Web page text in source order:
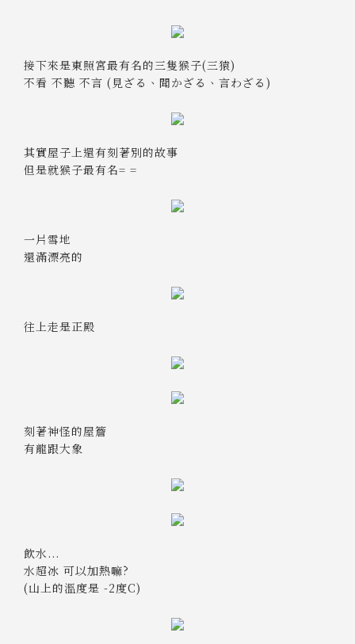
接下來是東照宮最有名的三隻猴子(三猿)
不看 不聽 不言 (見ざる、聞かざる、言わざる)
其實屋子上還有刻著別的故事
但是就猴子最有名= =
一片雪地
還滿漂亮的
往上走是正殿
刻著神怪的屋簷
有龍跟大象
飲水...
水超冰 可以加熱嘛?
(山上的溫度是 -2度C)